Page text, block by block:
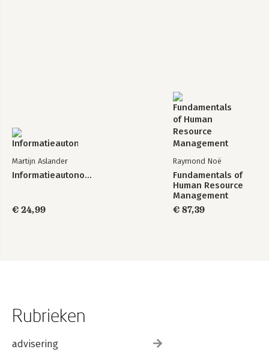
Martijn Aslander
Informatieautonomie
€ 24,99
Raymond Noë
Fundamentals of
Human Resource
Management
€ 87,39
Rubrieken
advisering